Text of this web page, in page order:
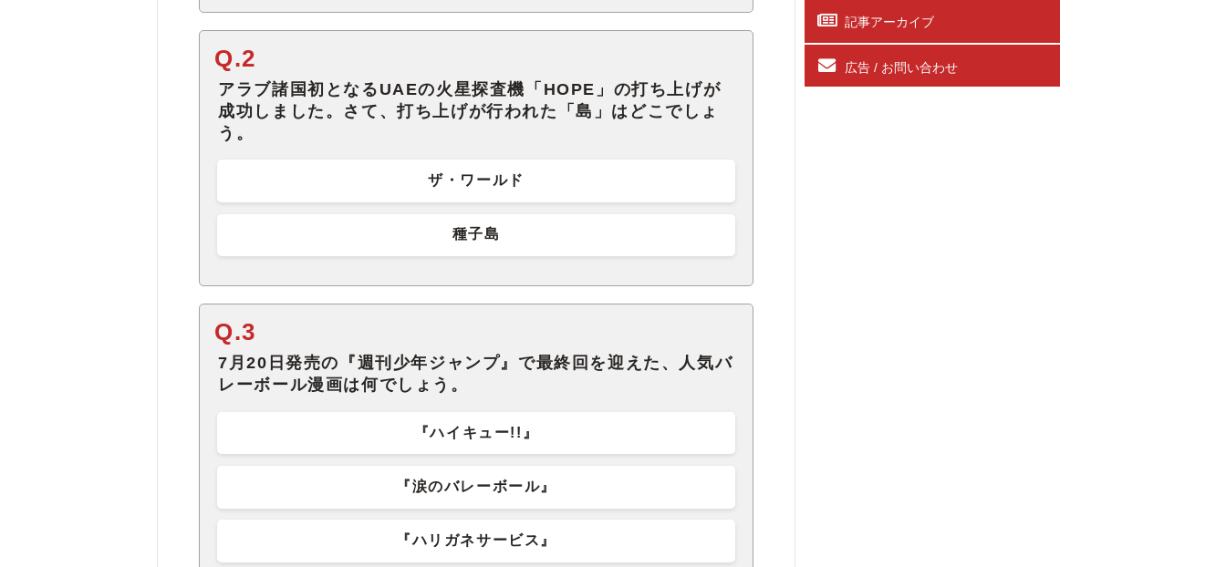
Q.2
アラブ諸国初となるUAEの火星探査機「HOPE」の打ち上げが
成功しました。さて、打ち上げが行われた「島」はどこでしょ
う。
ザ・ワールド
種子島
Q.3
7月20日発売の『週刊少年ジャンプ』で最終回を迎えた、人気バ
レーボール漫画は何でしょう。
『ハイキュー!!』
『涙のバレーボール』
『ハリガネサービス』
記事アーカイブ
広告 / お問い合わせ